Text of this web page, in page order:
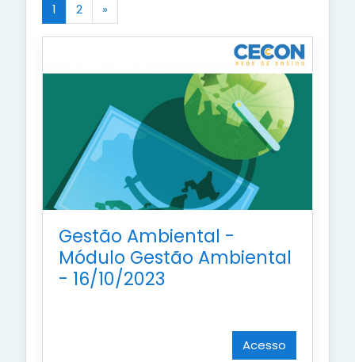
1
(atual)
2
»
Próximo
Gestão Ambiental -
Módulo Gestão Ambiental
- 16/10/2023
Acesso